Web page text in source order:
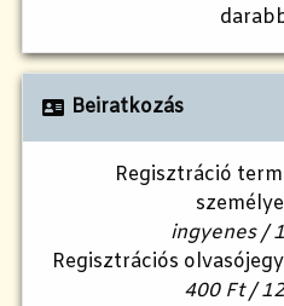
Beiratkozás
Regisztráció
ingyenes /
Regisztrációs
400 Ft /